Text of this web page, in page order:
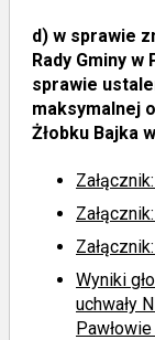
d) w sprawie
Rady Gminy w
sprawie
maksymalnej
Żłobku Bajka
Wyniki
uchwały